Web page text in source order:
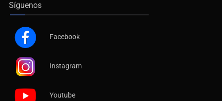
Síguenos
Facebook
Instagram
Youtube